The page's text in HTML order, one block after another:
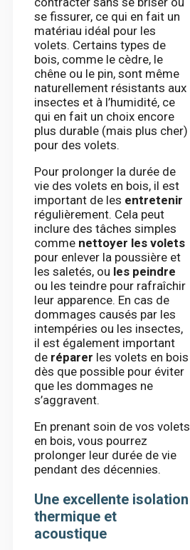
se fissurer, ce qui en fait un
matériau idéal pour les
volets. Certains types de
bois, comme le cèdre, le
chêne ou le pin, sont même
naturellement résistants aux
insectes et à l’humidité, ce
qui en fait un choix encore
plus durable (mais plus cher)
pour des volets.
Pour prolonger la durée de
vie des volets en bois, il est
important de les entretenir
régulièrement. Cela peut
inclure des tâches simples
comme nettoyer les volets
pour enlever la poussière et
les saletés, ou les peindre
ou les teindre pour rafraîchir
leur apparence. En cas de
dommages causés par les
intempéries ou les insectes,
il est également important
de réparer les volets en bois
dès que possible pour éviter
que les dommages ne
s’aggravent.
En prenant soin de vos volets
en bois, vous pourrez
prolonger leur durée de vie
pendant des décennies.
Une excellente isolation
thermique et
acoustique